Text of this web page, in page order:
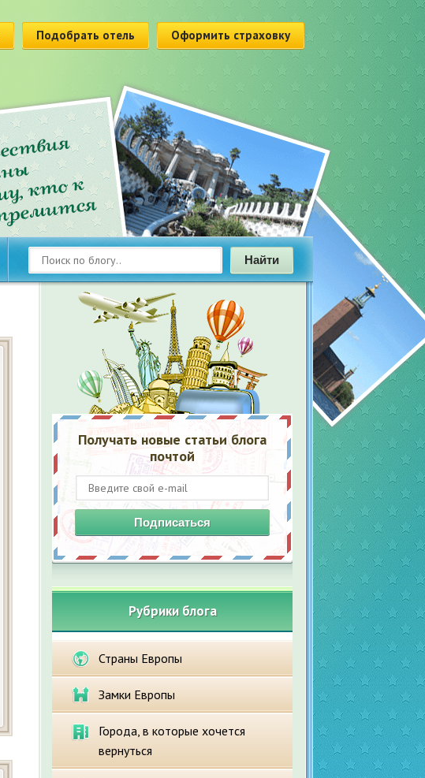
Подобрать отель Оформить страховку
Найти
Получать новые статьи блога
почтой
Подписаться
Рубрики блога
Страны Европы
Замки Европы
Города, в которые хочется
вернуться